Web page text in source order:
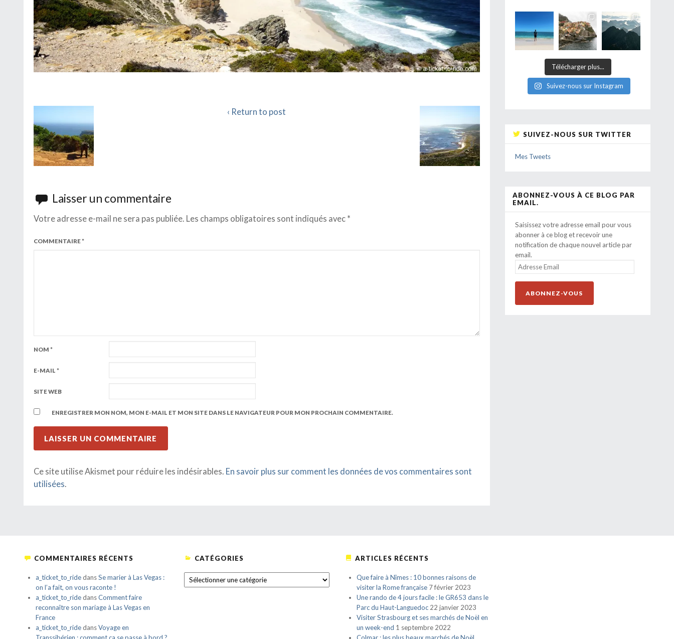
‹ Return to post
Laisser un commentaire
Votre adresse e-mail ne sera pas publiée. Les champs obligatoires sont indiqués avec *
COMMENTAIRE*
NOM *
E-MAIL *
SITE WEB
ENREGISTRER MON NOM, MON E-MAIL ET MON SITE DANS LE NAVIGATEUR POUR MON PROCHAIN COMMENTAIRE.
Ce site utilise Akismet pour réduire les indésirables. En savoir plus sur comment les données de vos commentaires sont
utilisées.
Télécharger plus...
Suivez-nous sur Instagram
SUIVEZ-NOUS SUR TWITTER
Mes Tweets
ABONNEZ-VOUS À CE BLOG PAR
EMAIL.
Saisissez votre adresse email pour vous
abonner à ce blog et recevoir une
notification de chaque nouvel article par
email.
ADRESSE
EMAIL
ABONNEZ-VOUS
COMMENTAIRES RÉCENTS
a_ticket_to_ridedansSe marier à Las Vegas :
on l’a fait, on vous raconte !
a_ticket_to_ridedansComment faire
reconnaître son mariage à Las Vegas en
France
a_ticket_to_ridedansVoyage en
CATÉGORIES
CATÉGORIES
ARTICLES RÉCENTS
Que faire à Nîmes : 10 bonnes raisons de
visiter la Rome française 7 février 2023
Une rando de 4 jours facile : le GR653 dans le
Parc du Haut-Languedoc 22 janvier 2023
Visiter Strasbourg et ses marchés de Noël en
un week-end 1 septembre 2022